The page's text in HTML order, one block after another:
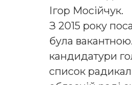
Ігор Мосійчук.
З 2015 року
була
кандидатури
список